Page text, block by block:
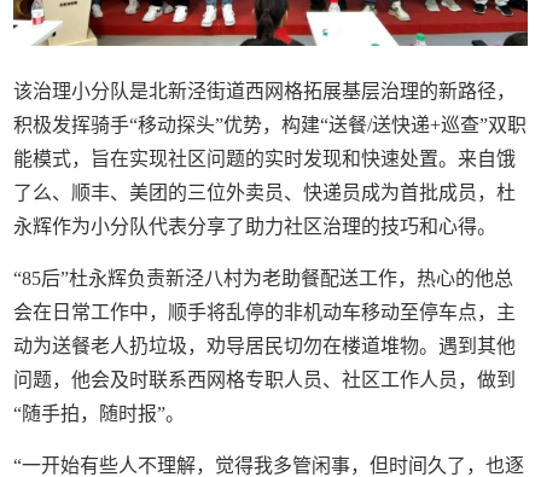
该治理小分队是北新泾街道西网格拓展基层治理的新路径，
积极发挥骑手“移动探头”优势，构建“送餐/送快递+巡查”双职
能模式，旨在实现社区问题的实时发现和快速处置。来自饿
了么、顺丰、美团的三位外卖员、快递员成为首批成员，杜
永辉作为小分队代表分享了助力社区治理的技巧和心得。
“85后”杜永辉负责新泾八村为老助餐配送工作，热心的他总
会在日常工作中，顺手将乱停的非机动车移动至停车点，主
动为送餐老人扔垃圾，劝导居民切勿在楼道堆物。遇到其他
问题，他会及时联系西网格专职人员、社区工作人员，做到
“随手拍，随时报”。
“一开始有些人不理解，觉得我多管闲事，但时间久了，也逐